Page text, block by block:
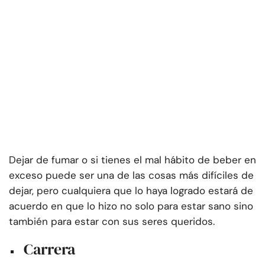
Dejar de fumar o si tienes el mal hábito de beber en
exceso puede ser una de las cosas más difíciles de
dejar, pero cualquiera que lo haya logrado estará de
acuerdo en que lo hizo no solo para estar sano sino
también para estar con sus seres queridos.
Carrera